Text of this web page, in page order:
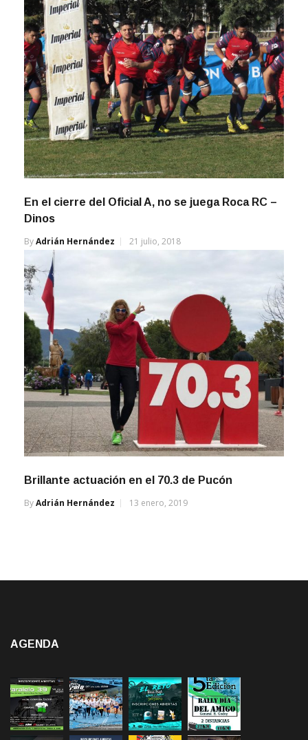
En el cierre del Oficial A, no se juega Roca RC –
Dinos
ByAdrián Hernández 21 julio, 2018
Brillante actuación en el 70.3 de Pucón
ByAdrián Hernández 13 enero, 2019
AGENDA